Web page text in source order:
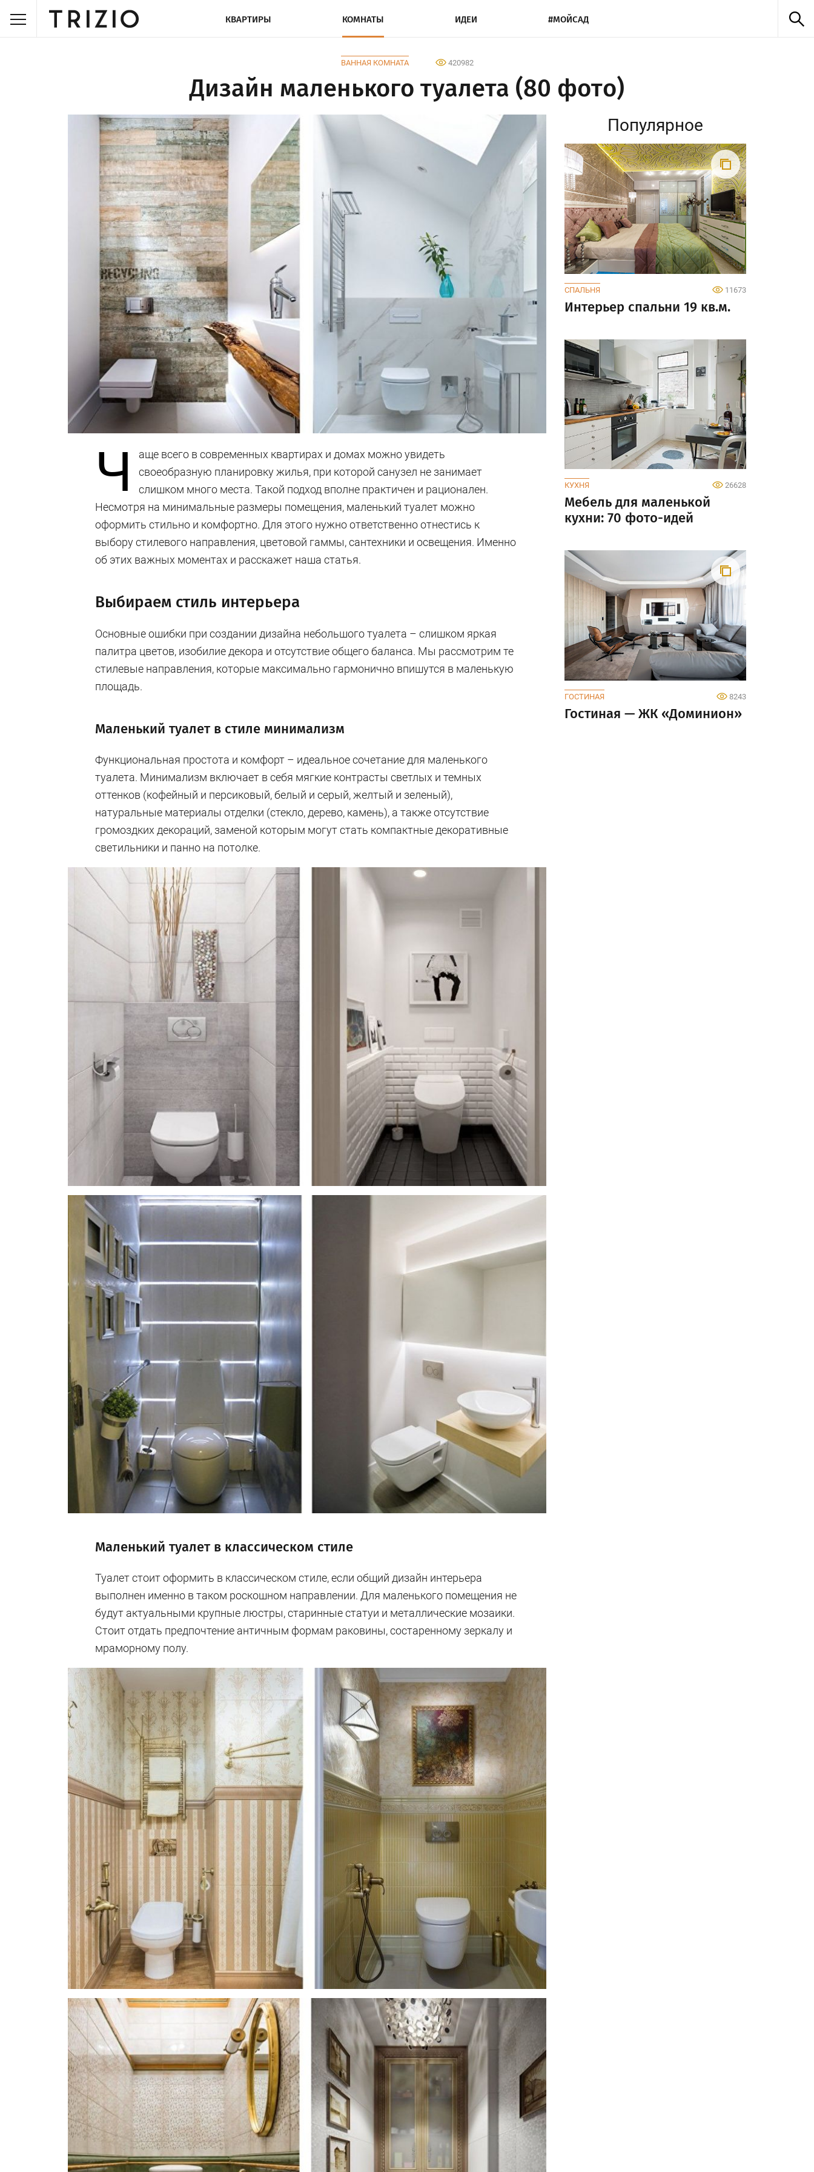
КВАРТИРЫ КОМНАТЫ ИДЕИ #МОЙСАД
ВАННАЯ КОМНАТА 420982
Дизайн маленького туалета (80 фото)
Ч
аще всего в современных квартирах и домах можно увидеть
своеобразную планировку жилья, при которой санузел не занимает
слишком много места. Такой подход вполне практичен и рационален.
Несмотря на минимальные размеры помещения, маленький туалет можно
оформить стильно и комфортно. Для этого нужно ответственно отнестись к
выбору стилевого направления, цветовой гаммы, сантехники и освещения. Именно
об этих важных моментах и расскажет наша статья.
Выбираем стиль интерьера
Основные ошибки при создании дизайна небольшого туалета – слишком яркая
палитра цветов, изобилие декора и отсутствие общего баланса. Мы рассмотрим те
стилевые направления, которые максимально гармонично впишутся в маленькую
площадь.
Маленький туалет в стиле минимализм
Функциональная простота и комфорт – идеальное сочетание для маленького
туалета. Минимализм включает в себя мягкие контрасты светлых и темных
оттенков (кофейный и персиковый, белый и серый, желтый и зеленый),
натуральные материалы отделки (стекло, дерево, камень), а также отсутствие
громоздких декораций, заменой которым могут стать компактные декоративные
светильники и панно на потолке.
Маленький туалет в классическом стиле
Туалет стоит оформить в классическом стиле, если общий дизайн интерьера
выполнен именно в таком роскошном направлении. Для маленького помещения не
будут актуальными крупные люстры, старинные статуи и металлические мозаики.
Стоит отдать предпочтение античным формам раковины, состаренному зеркалу и
мраморному полу.
Популярное
СПАЛЬНЯ 11673
Интерьер спальни 19 кв.м.
КУХНЯ 26628
Мебель для маленькой
кухни: 70 фото-идей
ГОСТИНАЯ 8243
Гостиная — ЖК «Доминион»